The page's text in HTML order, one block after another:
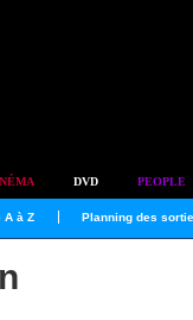
DVD PEOPLE
A à Z Planning des